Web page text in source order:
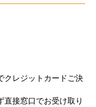
クレジットカードご決
直接窓口でお受け取り